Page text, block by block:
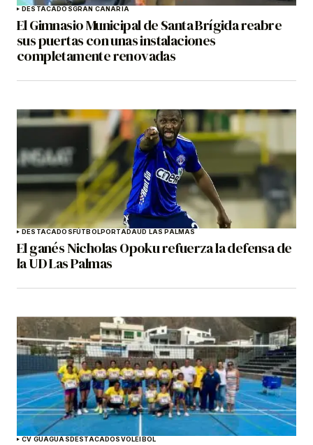
DESTACADOSGRAN CANARIA
El Gimnasio Municipal de Santa Brígida reabre
sus puertas con unas instalaciones
completamente renovadas
DESTACADOS FÚTBOLPORTADAUD LAS PALMAS
El ganés Nicholas Opoku refuerza la defensa de
la UD Las Palmas
CV GUAGUAS DESTACADOSVOLEIBOL